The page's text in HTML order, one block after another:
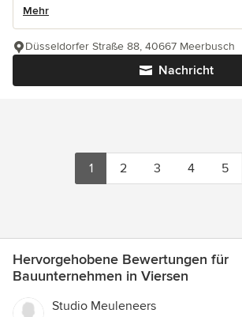
Mehr
Nachricht
Düsseldorfer Straße 88, 40667 Meerbusch
1 2 3 4 5
Hervorgehobene Bewertungen für
Bauunternehmen in Viersen
Studio Meuleneers